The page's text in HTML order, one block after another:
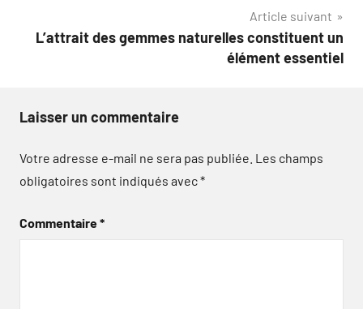
Article suivant
L’attrait des gemmes naturelles constituent un
élément essentiel
Laisser un commentaire
Votre adresse e-mail ne sera pas publiée. Les champs
obligatoires sont indiqués avec*
Commentaire*